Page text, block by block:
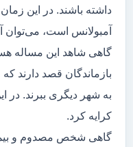
داشته باشند. در این
آمبولانس است، می‌توان
گاهی شاهد این مساله
بازماندگان قصد دارند
به شهر دیگری ببرند. در
کرایه کرد.
گاهی شخص مصدوم و